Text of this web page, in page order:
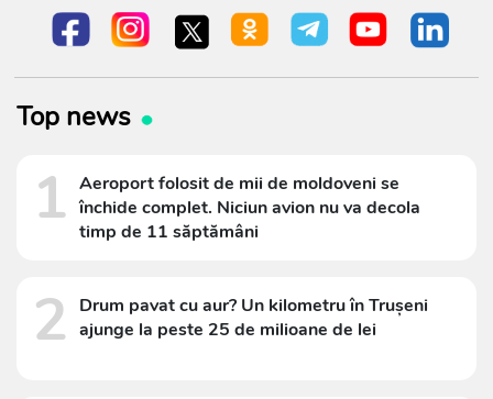
Top news
1 Aeroport folosit de mii de moldoveni se
închide complet. Niciun avion nu va decola
timp de 11 săptămâni
2
Drum pavat cu aur? Un kilometru în Trușeni
ajunge la peste 25 de milioane de lei